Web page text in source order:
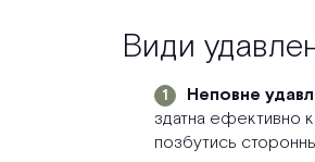
Види
Неповне
здатна ефективно
позбутись